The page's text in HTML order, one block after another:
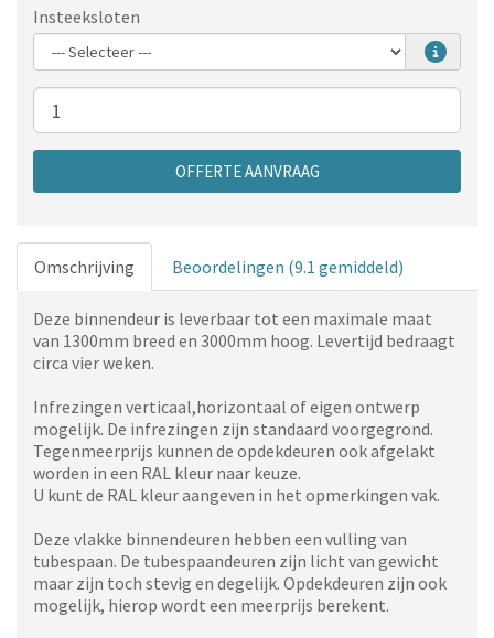
Insteeksloten
Aantal
OFFERTE AANVRAAG
Omschrijving Beoordelingen (9.1 gemiddeld)
Deze binnendeur is leverbaar tot een maximale maat
van 1300mm breed en 3000mm hoog. Levertijd bedraagt
circa vier weken.
Infrezingen verticaal,horizontaal of eigen ontwerp
mogelijk. De infrezingen zijn standaard voorgegrond.
Tegenmeerprijs kunnen de opdekdeuren ook afgelakt
worden in een RAL kleur naar keuze.
U kunt de RAL kleur aangeven in het opmerkingen vak.
Deze vlakke binnendeuren hebben een vulling van
tubespaan. De tubespaandeuren zijn licht van gewicht
maar zijn toch stevig en degelijk. Opdekdeuren zijn ook
mogelijk, hierop wordt een meerprijs berekent.